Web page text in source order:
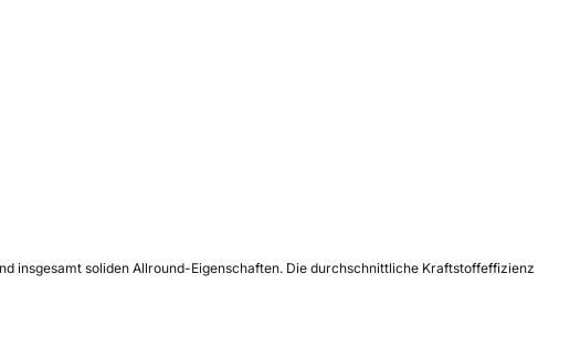
insgesamt soliden Allround-Eigenschaften. Die durchschnittliche Kraftstoffeffizienz